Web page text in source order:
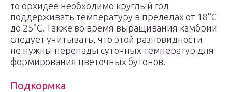
то орхидее необходимо круглый год
поддерживать температуру в пределах от 18°С
до 25°С. Также во время выращивания камбрии
следует учитывать, что этой разновидности
не нужны перепады суточных температур для
формирования цветочных бутонов.
Подкормка